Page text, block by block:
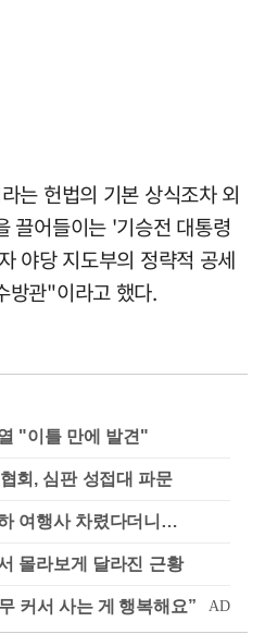
는 헌법의 기본 상식조차 외
끌어들이는 '기승전 대통령
야당 지도부의 정략적 공세
방관"이라고 했다.
"이틀 만에 발견"
회, 심판 성접대 파문
여행사 차렸다더니…
몰라보게 달라진 근황